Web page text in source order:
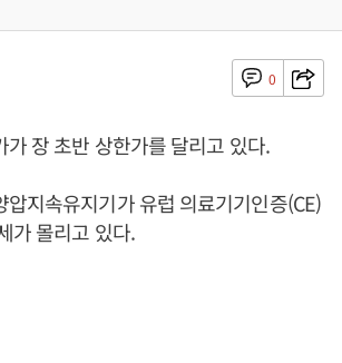
0
가 장 초반 상한가를 달리고 있다.
압지속유지기가 유럽 의료기기인증(CE)
가 몰리고 있다.